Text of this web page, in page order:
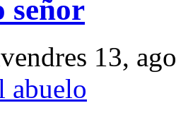
señor
13,
abuelo